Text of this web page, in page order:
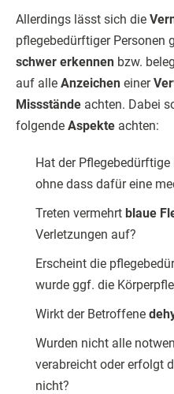
Allerdings lässt sich die
pflegebedürftiger Personen
schwer erkennen bzw.
auf alle Anzeichen einer
Missstände achten. Dabei
folgende Aspekte achten:
Hat der
ohne dass dafür eine
Treten vermehrt blaue
Verletzungen auf?
Erscheint die
wurde ggf. die
Wirkt der Betroffene
Wurden nicht alle
verabreicht oder erfolgt
nicht?